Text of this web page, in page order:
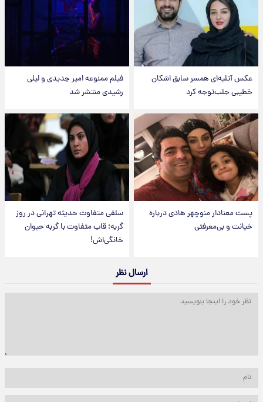
عکس‌ آتلیه‌ای همسر سابق اشکان
خطیبی جلب‌توجه کرد
فیلم ممنوعه امیر جدیدی و لیلی
رشیدی منتشر شد
پست معنادار منوچهر هادی درباره
خیانت و بی‌معرفتی
سلفی متفاوت حدیثه تهرانی در روز
گربه؛ قاب متفاوت با گربه حیوان
خانگی‌اش!
ارسال نظر